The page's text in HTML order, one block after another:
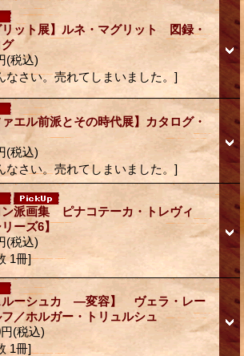
リット展】ルネ・マグリット 図録・
(税込)
なさい。売れてしまいました。]
ァエル前派とその時代展】カタログ・
(税込)
なさい。売れてしまいました。]
ン派画集 ピナコテーカ・トレヴィ
ーズ6】
(税込)
1冊]
ルーシュカ ―変容】 ヴェラ・レー
／ホルガー・トリュルシュ
(税込)
1冊]